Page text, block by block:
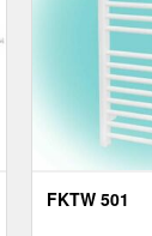
FKTW 501